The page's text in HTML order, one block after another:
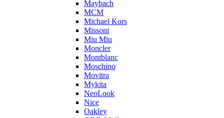
Maybach
MCM
Michael Kors
Missoni
Miu Miu
Moncler
Montblanc
Moschino
Movitra
Mykita
NeoLook
Nice
Oakley